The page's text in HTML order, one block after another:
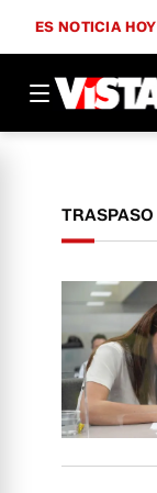
ES NOTICIA HOY
TRASPASO